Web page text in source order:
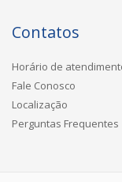
Contatos
Horário de
Fale Conosco
Localização
Perguntas Frequentes